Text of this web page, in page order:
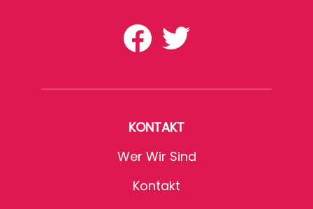
KONTAKT
Wer Wir Sind
Kontakt